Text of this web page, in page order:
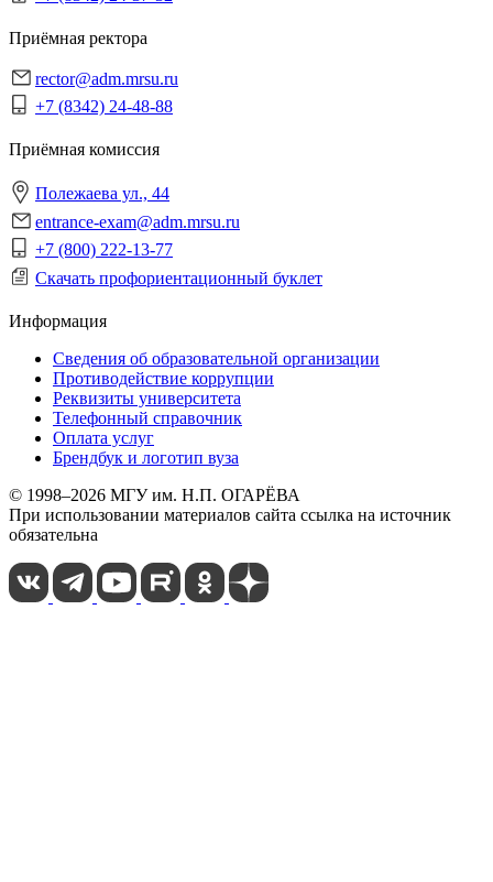
Приёмная ректора
rector@adm.mrsu.ru
+7 (8342) 24-48-88
Приёмная комиссия
Полежаева ул., 44
entrance-exam@adm.mrsu.ru
+7 (800) 222-13-77
Скачать профориентационный буклет
Информация
Сведения об образовательной организации
Противодействие коррупции
Реквизиты университета
Телефонный справочник
Оплата услуг
Брендбук и логотип вуза
© 1998–2026 МГУ им. Н.П. ОГАРЁВА
При использовании материалов сайта ссылка на источник
обязательна